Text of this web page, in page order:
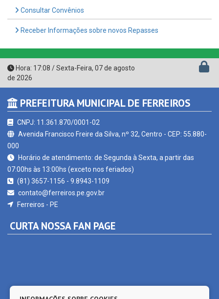
Receber Informações sobre novos Repasses
Hora:17:08/Sexta-Feira,07 de agosto
de 2026
PREFEITURA MUNICIPAL DE FERREIROS
CNPJ: 11.361.870/0001-02
000
Horário de atendimento: de Segunda à Sexta, a partir das
07:00hs às 13:00hs (exceto nos feriados)
(81) 3657-1156 - 9.8943-1109
contato@ferreiros.pe.gov.br
Ferreiros - PE
CURTA NOSSA FAN PAGE